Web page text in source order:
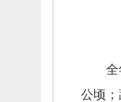
全
公顷；